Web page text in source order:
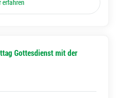
erfahren
Gottesdienst mit der